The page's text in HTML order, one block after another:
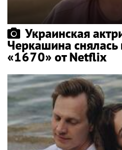
Украинская
Черкашина снялась
«1670» от Netflix